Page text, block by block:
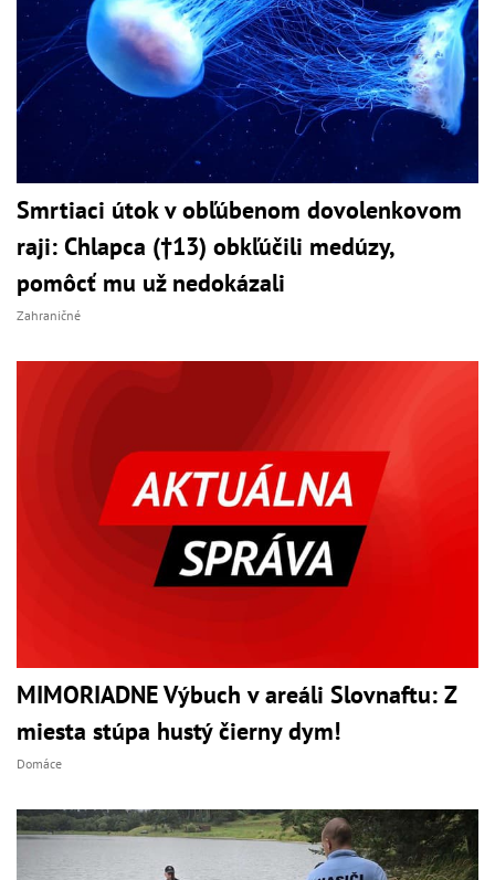
Smrtiaci útok v obľúbenom dovolenkovom
raji: Chlapca (†13) obkľúčili medúzy,
pomôcť mu už nedokázali
Zahraničné
MIMORIADNE Výbuch v areáli Slovnaftu: Z
miesta stúpa hustý čierny dym!
Domáce